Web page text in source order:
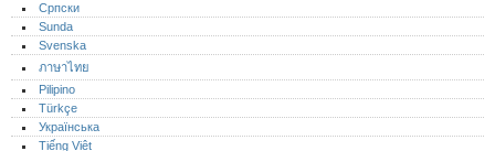
Српски
Sunda
Svenska
ภาษาไทย
Pilipino
Türkçe
Українська
Tiếng Việt